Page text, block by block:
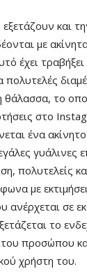
και
με
έχει τραβήξει
θάλασσα, το
στο
ένα
γυάλινες
πολυτελείς
με
ανέρχεται σε
το
προσώπου
χρήστη του.